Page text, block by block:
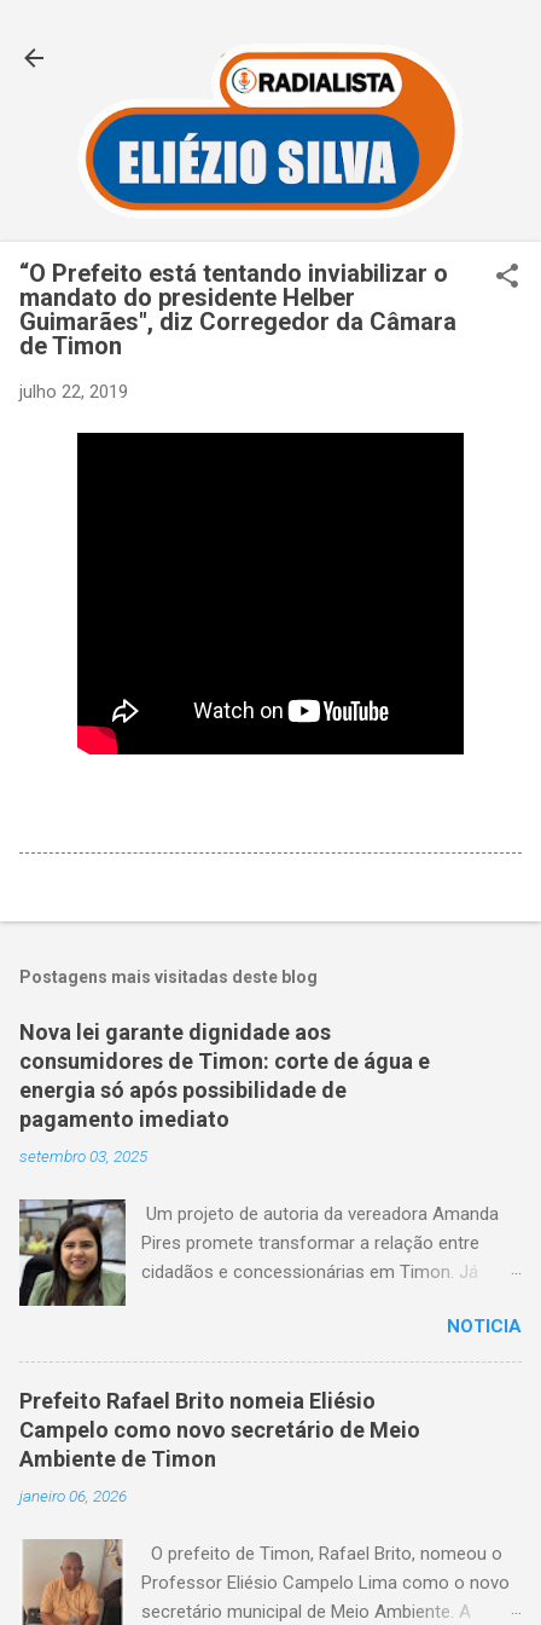
“O Prefeito está tentando inviabilizar o
mandato do presidente Helber
Guimarães", diz Corregedor da Câmara
de Timon
julho 22, 2019
Postagens mais visitadas deste blog
Nova lei garante dignidade aos
consumidores de Timon: corte de água e
energia só após possibilidade de
pagamento imediato
setembro 03, 2025
Um projeto de autoria da vereadora Amanda
Pires promete transformar a relação entre
cidadãos e concessionárias em Timon. Já
estabelece que consumidores terão o direito
de quitar seus débitos de água e energia
elétrica no momento anterior ao corte do
serviço — garantindo mais dignidade e evitando
que famílias fiquem sem itens essenciais em
vezes, veem-se surpreendidos pelo corte
abrupto do fornecimento. A nova lei, agora
aguardando a sanção do prefeito, representa
NOTICIA
Prefeito Rafael Brito nomeia Eliésio
Campelo como novo secretário de Meio
Ambiente de Timon
janeiro 06, 2026
O prefeito de Timon, Rafael Brito, nomeou o
Professor Eliésio Campelo Lima como o novo
secretário municipal de Meio Ambiente. A